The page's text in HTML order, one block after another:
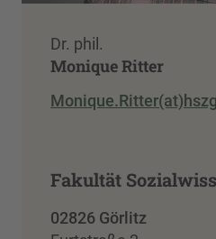
Dr. phil.
Monique Ritter
Fakultät
02826 Görlitz